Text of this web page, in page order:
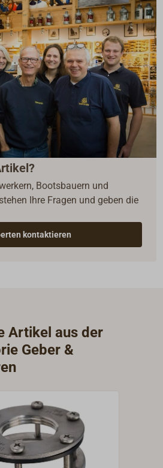
Bootsbauern und
Ihre Fragen und geben die
kontaktieren
Artikel aus der
Geber &